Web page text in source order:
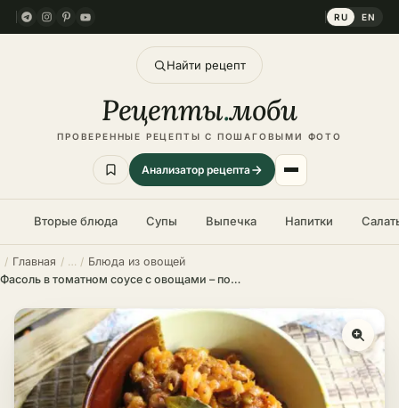
RU EN
Найти рецепт
Рецепты.моби
ПРОВЕРЕННЫЕ РЕЦЕПТЫ С ПОШАГОВЫМИ ФОТО
Анализатор рецепта
Вторые блюда Супы Выпечка Напитки
Главная
Блюда из овощей
Фасоль в томатном соусе с овощами – пошаговый рецепт в домашних условиях